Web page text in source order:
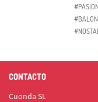
CONTACTO
Cuonda SL